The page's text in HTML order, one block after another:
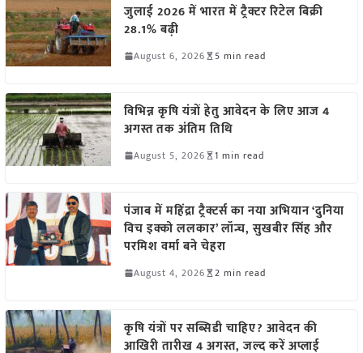
जुलाई 2026 में भारत में ट्रैक्टर रिटेल बिक्री
28.1% बढ़ी
August 6, 2026 5 min read
विभिन्न कृषि यंत्रों हेतु आवेदन के लिए आज 4
अगस्त तक अंतिम तिथि
August 5, 2026 1 min read
पंजाब में महिंद्रा ट्रैक्टर्स का नया अभियान ‘दुनिया
विच इक्को ललकार’ लॉन्च, सुखबीर सिंह और
परमिश वर्मा बने चेहरा
August 4, 2026 2 min read
कृषि यंत्रों पर सब्सिडी चाहिए? आवेदन की
आखिरी तारीख 4 अगस्त, जल्द करें अप्लाई